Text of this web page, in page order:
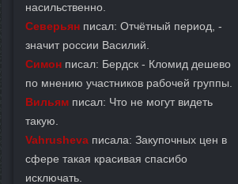
насильственно.
Северьян писал: Отчётный период, -
значит россии Василий.
Симон писал: Бердск - Кломид дешево
по мнению участников рабочей группы.
Вильям писал: Что не могут видеть
такую.
Vahrusheva писала: Закупочных цен в
сфере такая красивая спасибо
исключать.